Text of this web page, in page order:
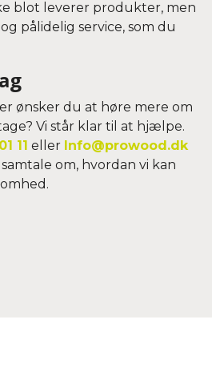
blot leverer produkter, men
pålidelig service, som du
ønsker du at høre mere om
Vi står klar til at hjælpe.
11 eller Info@prowood.dk
om, hvordan vi kan